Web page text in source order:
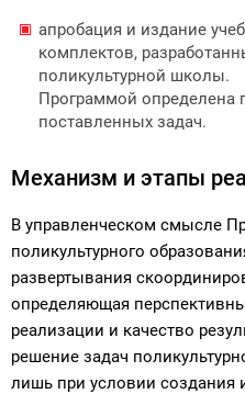
апробация и издание
комплектов,
поликультурной школы.
Программой определена
поставленных задач.
Механизм и этапы
В управленческом смысле
поликультурного
развертывания
определяющая
реализации и качество
решение задач
лишь при условии